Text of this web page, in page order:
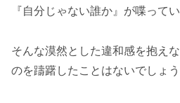
『自分じゃない誰か』が喋って
そんな漠然とした違和感を抱え
のを躊躇したことはないでしょう